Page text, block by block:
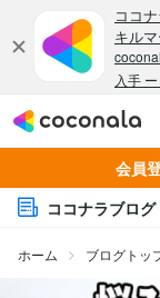
会員
ココナラブログ
ホーム ブログトッ